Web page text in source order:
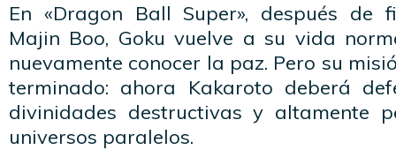
En «Dragon Ball Super», después de
Majin Boo, Goku vuelve a su vida
nuevamente conocer la paz. Pero su
terminado: ahora Kakaroto deberá
divinidades destructivas y altamente
universos paralelos.